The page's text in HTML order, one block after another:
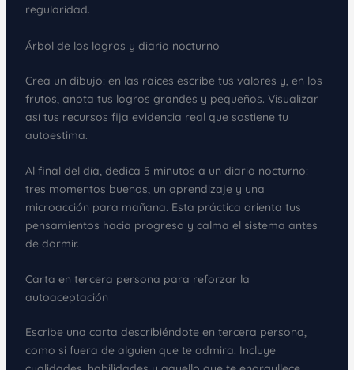
regularidad.
Árbol de los logros y diario nocturno
Crea un dibujo: en las raíces escribe tus valores y, en los
frutos, anota tus logros grandes y pequeños. Visualizar
así tus recursos fija evidencia real que sostiene tu
autoestima.
Al final del día, dedica 5 minutos a un diario nocturno:
tres momentos buenos, un aprendizaje y una
microacción para mañana. Esta práctica orienta tus
pensamientos hacia progreso y calma el sistema antes
de dormir.
Carta en tercera persona para reforzar la
autoaceptación
Escribe una carta describiéndote en tercera persona,
como si fuera de alguien que te admira. Incluye